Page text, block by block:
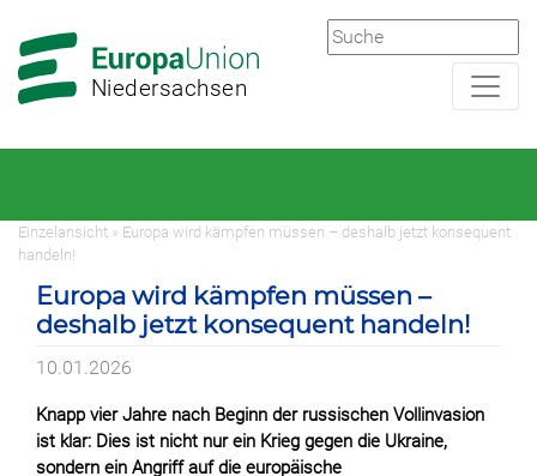
Hauptnavigation
Hauptbereich
Niedersachsen
Einzelansicht » Europa wird kämpfen müssen – deshalb jetzt konsequent
handeln!
Europa wird kämpfen müssen –
deshalb jetzt konsequent handeln!
10.01.2026
Knapp vier Jahre nach Beginn der russischen Vollinvasion
ist klar: Dies ist nicht nur ein Krieg gegen die Ukraine,
sondern ein Angriff auf die europäische